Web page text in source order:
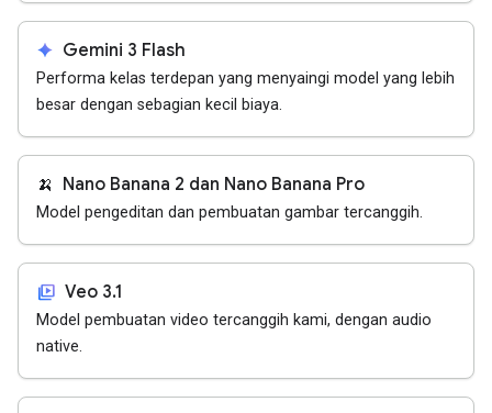
spark Gemini 3 Flash
Performa kelas terdepan yang menyaingi model yang lebih
besar dengan sebagian kecil biaya.
🍌 Nano Banana 2 dan Nano Banana Pro
Model pengeditan dan pembuatan gambar tercanggih.
video_library Veo 3.1
Model pembuatan video tercanggih kami, dengan audio
native.